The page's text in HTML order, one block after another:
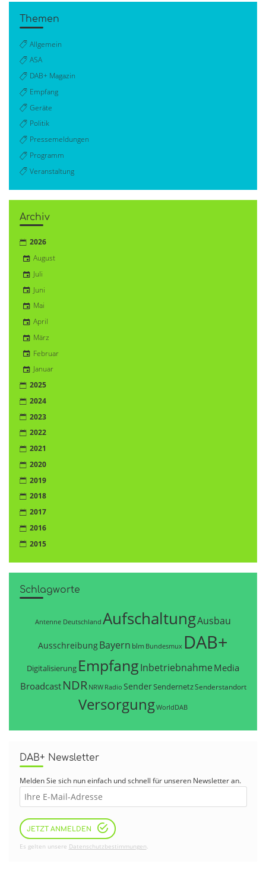
Themen
Allgemein
ASA
DAB+ Magazin
Empfang
Geräte
Politik
Pressemeldungen
Programm
Veranstaltung
Archiv
2026
August
Juli
Juni
Mai
April
März
Februar
Januar
2025
2024
2023
2022
2021
2020
2019
2018
2017
2016
2015
Schlagworte
Antenne Deutschland AufschaltungAusbau
AusschreibungBayern blm Bundesmux DAB+
Digitalisierung EmpfangInbetriebnahme Media
Broadcast NDR NRW Radio SenderSendernetzSenderstandort
VersorgungWorldDAB
DAB+ Newsletter
Melden Sie sich nun einfach und schnell für unseren Newsletter an.
JETZT ANMELDEN
Es gelten unsere Datenschutzbestimmungen.